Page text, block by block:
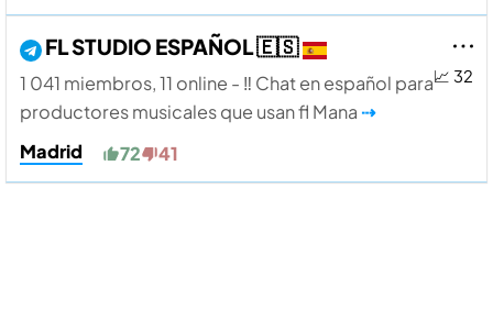
📈 32
FL STUDIO ESPAÑOL 🇪🇸
1 041 miembros, 11 online - ‼️ Chat en español para
productores musicales que usan fl Mana ⇢
Madrid
72 41